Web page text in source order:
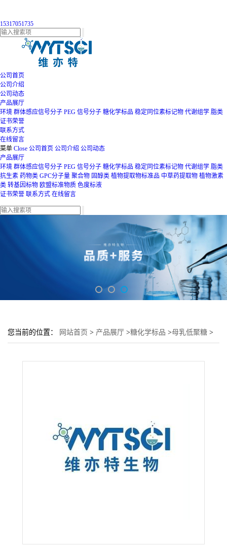
15317051735
公司首页
公司介绍
公司动态
产品展厅
环境 群体感应信号分子 PEG 信号分子 糖化学标品 稳定同位素标记物 代谢组学 脂类
证书荣誉
联系方式
在线留言
菜单 Close 公司首页 公司介绍 公司动态
产品展厅
环境 群体感应信号分子 PEG 信号分子 糖化学标品 稳定同位素标记物 代谢组学 脂类
抗生素 药物类 GPC分子量 聚合物 固醇类 植物提取物标准品 中草药提取物 植物激素
类 转基因标物 欧盟标准物质 色度标液
证书荣誉 联系方式 在线留言
您当前的位置： 网站首页 > 产品展厅 >糖化学标品 >母乳低聚糖 >